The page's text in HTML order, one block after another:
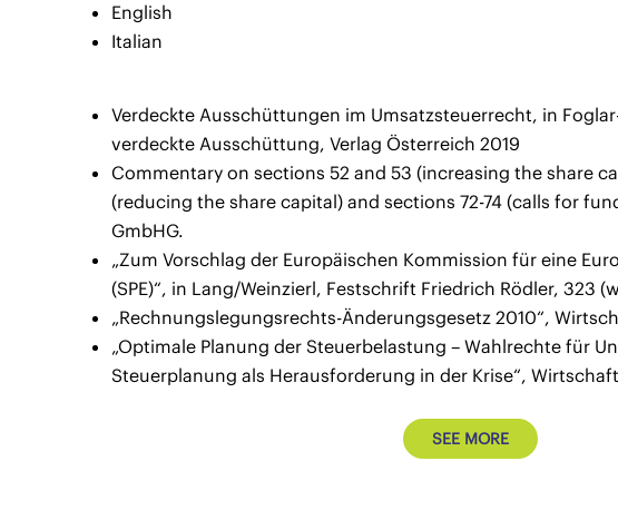
English
Italian
Verdeckte Ausschüttungen im Umsatzsteuerrecht, in
verdeckte Ausschüttung, Verlag Österreich 2019
Commentary on sections 52 and 53 (increasing the share
(reducing the share capital) and sections 72-74 (calls for
GmbHG.
„Zum Vorschlag der Europäischen Kommission für eine
(SPE)“, in Lang/Weinzierl, Festschrift Friedrich Rödler, 323
„Rechnungslegungsrechts-Änderungsgesetz 2010“,
„Optimale Planung der Steuerbelastung – Wahlrechte für
Steuerplanung als Herausforderung in der Krise“,
SEE MORE